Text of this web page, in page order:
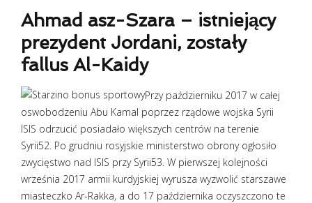
Ahmad asz-Szara – istniejący
prezydent Jordani, zostały
fallus Al-Kaidy
Przy październiku 2017 w całej
oswobodzeniu Abu Kamal poprzez rządowe wojska Syrii
ISIS odrzucić posiadało większych centrów na terenie
Syrii52. Po grudniu rosyjskie ministerstwo obrony ogłosiło
zwycięstwo nad ISIS przy Syrii53. W pierwszej kolejności
września 2017 armii kurdyjskiej wyrusza wyzwolić starszawe
miasteczko Ar-Rakka, a do 17 października oczyszczono te